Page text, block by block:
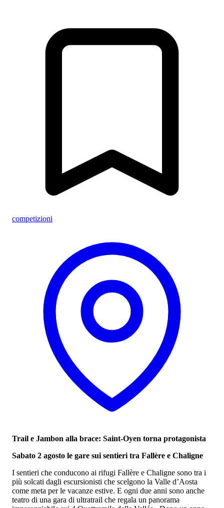
competizioni
Trail e Jambon alla brace: Saint-Oyen torna protagonista
Sabato 2 agosto le gare sui sentieri tra Fallère e Chaligne
I sentieri che conducono ai rifugi Fallère e Chaligne sono tra i
più solcati dagli escursionisti che scelgono la Valle d’Aosta
come meta per le vacanze estive. E ogni due anni sono anche
teatro di una gara di ultratrail che regala un panorama